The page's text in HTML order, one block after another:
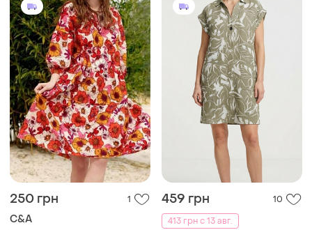
250 грн 1
C&A
459 грн
10
413 грн с 13 авг.